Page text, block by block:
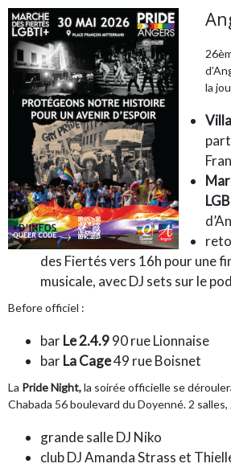
la
des Fiertés vers 16h pour une
musicale, avec DJ sets sur le
Before officiel :
barLe 2.4.990 rue Lionnaise
barLa Cage49 rue Boisnet
La Pride Night,la soirée officielle se
Chabada 56 boulevard du Doyenné. 2 salles,
grande salle DJ Niko
club DJ Amanda Strass et